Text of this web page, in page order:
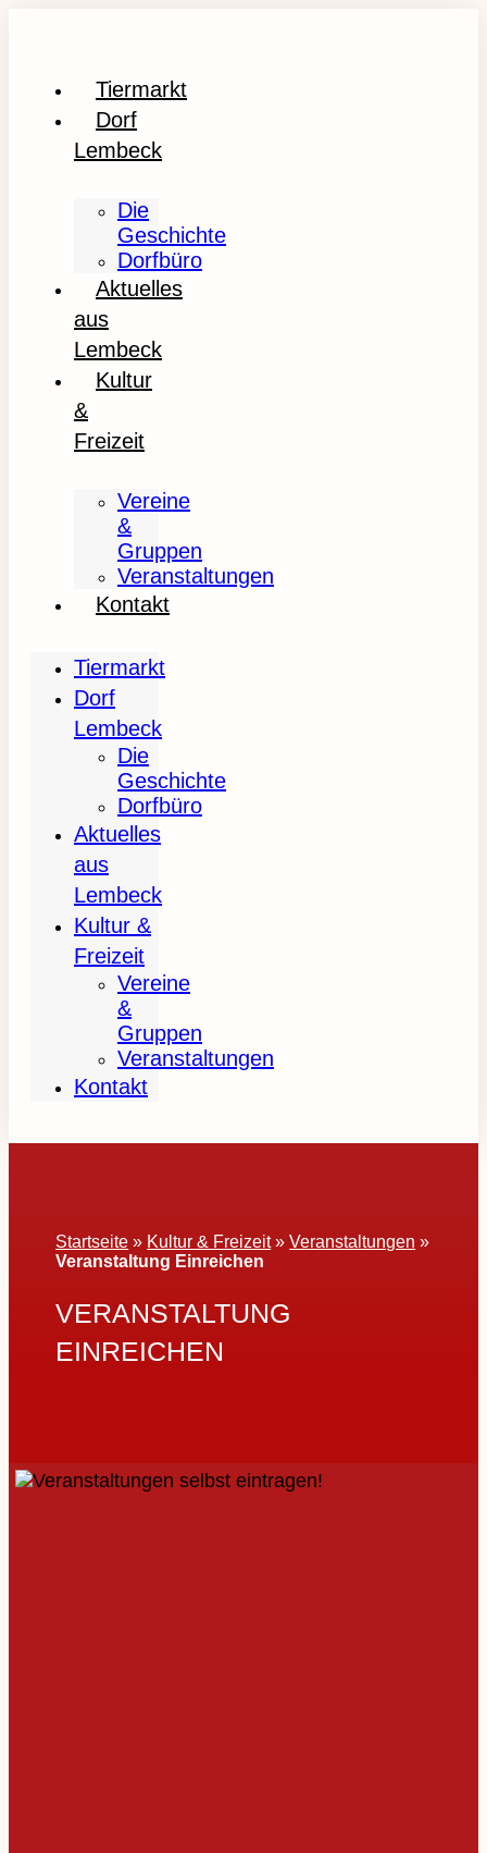
Tiermarkt
Dorf
Lembeck
Die
Geschichte
Dorfbüro
Aktuelles
aus
Lembeck
Kultur
&
Freizeit
Vereine
&
Gruppen
Veranstaltungen
Kontakt
Tiermarkt
Dorf
Lembeck
Die
Geschichte
Dorfbüro
Aktuelles
aus
Lembeck
Kultur &
Freizeit
Vereine
&
Gruppen
Veranstaltungen
Kontakt
Startseite » Kultur & Freizeit»Veranstaltungen »
Veranstaltung Einreichen
VERANSTALTUNG
EINREICHEN